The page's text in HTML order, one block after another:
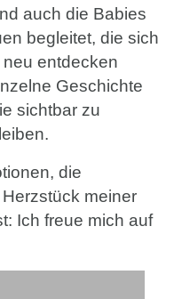
auch die Babies
begleitet, die sich
entdecken
Geschichte
sichtbar zu
die
meiner
Ich freue mich auf